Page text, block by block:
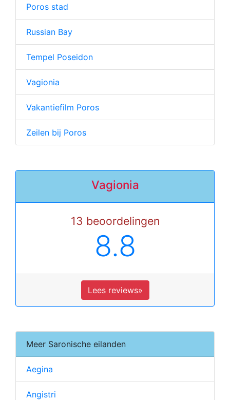
Poros stad
Russian Bay
Tempel Poseidon
Vagionia
Vakantiefilm Poros
Zeilen bij Poros
Vagionia
13 beoordelingen
8.8
Lees reviews»
Meer Saronische eilanden
Aegina
Angistri